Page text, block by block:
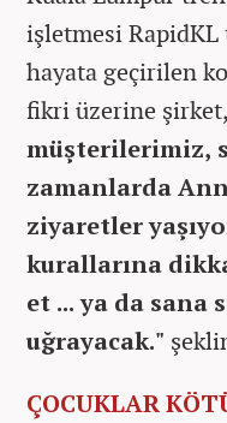
işletmesi RapidKL
hayata geçirilen
fikri üzerine şirket,
müşterilerimiz,
zamanlarda
ziyaretler
kurallarına
et ... ya da sana
uğrayacak."
ÇOCUKLAR